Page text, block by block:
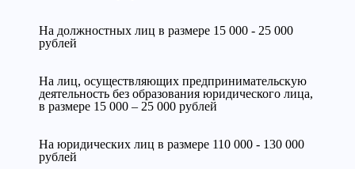
На должностных лиц в размере 15 000 - 25 000
рублей
На лиц, осуществляющих предпринимательскую
деятельность без образования юридического лица,
в размере 15 000 – 25 000 рублей
На юридических лиц в размере 110 000 - 130 000
рублей